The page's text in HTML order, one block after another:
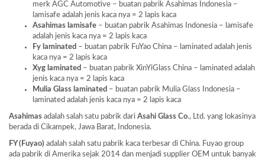
merk AGC Automotive – buatan pabrik Asahimas Indonesia –
lamisafe adalah jenis kaca nya = 2 lapis kaca
Asahimas lamisafe – buatan pabrik Asahimas Indonesia – lamisafe
adalah jenis kaca nya = 2 lapis kaca
Fy laminated – buatan pabrik FuYao China – laminated adalah jenis
kaca nya = 2 lapis kaca
Xyg laminated – buatan pabrik XinYiGlass China – laminated adalah
jenis kaca nya = 2 lapis kaca
Mulia Glass laminated – buatan pabrik Mulia Glass Indonesia –
laminated adalah jenis kaca nya = 2 lapis kaca
Asahimas adalah salah satu pabrik dari Asahi Glass Co., Ltd. yang lokasinya
berada di Cikampek, Jawa Barat, Indonesia.
FY (Fuyao) adalah salah satu pabrik kaca terbesar di China. Fuyao group
ada pabrik di Amerika sejak 2014 dan menjadi supplier OEM untuk banyak